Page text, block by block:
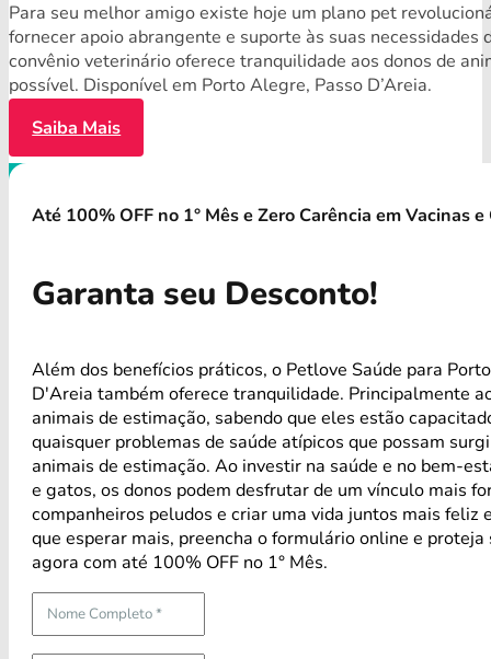
Para seu melhor amigo existe hoje um plano pet
fornecer apoio abrangente e suporte às suas
convênio veterinário oferece tranquilidade aos donos de
possível. Disponível em Porto Alegre, Passo D’Areia.
Saiba Mais
Até 100% OFF no 1° Mês e Zero Carência em Vacinas
Garanta seu Desconto!
Além dos benefícios práticos, o Petlove Saúde para
D'Areia também oferece tranquilidade. Principalmente
animais de estimação, sabendo que eles estão
quaisquer problemas de saúde atípicos que possam
animais de estimação. Ao investir na saúde e no bem-
e gatos, os donos podem desfrutar de um vínculo mais
companheiros peludos e criar uma vida juntos mais feliz
que esperar mais, preencha o formulário online e proteja
agora com até 100% OFF no 1° Mês.